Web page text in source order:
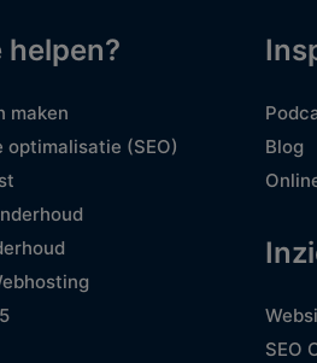
helpen?
maken
optimalisatie (SEO)
Blog
SEO